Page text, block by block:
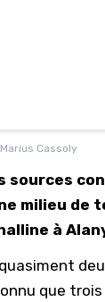
Marius Cassoly
sources
milieu de
à
que